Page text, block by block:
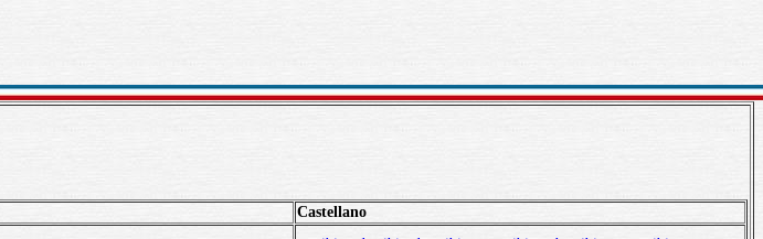
Castellano